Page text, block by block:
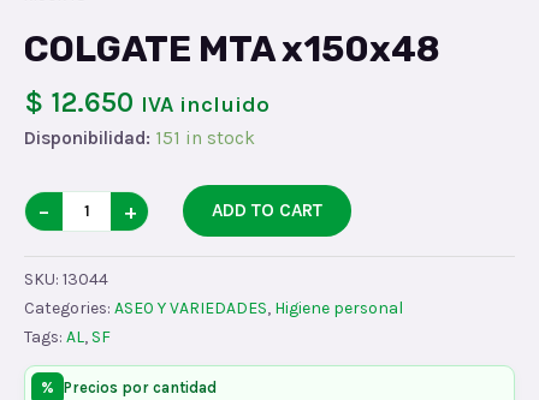
COLGATE MTA x150x48
$ 12.650 IVA incluido
Disponibilidad: 151 in stock
COLGATE
MTA
x150x48
quantity
− + ADD TO CART
SKU: 13044
Categories: ASEO Y VARIEDADES, Higiene personal
Tags: AL, SF
% Precios por cantidad